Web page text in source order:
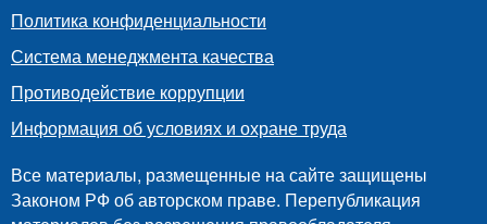
Политика конфиденциальности
Система менеджмента качества
Противодействие коррупции
Информация об условиях и охране труда
Все материалы, размещенные на сайте защищены
Законом РФ об авторском праве. Перепубликация